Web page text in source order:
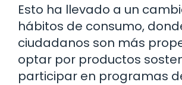
Esto ha llevado a un
hábitos de consumo,
ciudadanos son más
optar por productos
participar en programas